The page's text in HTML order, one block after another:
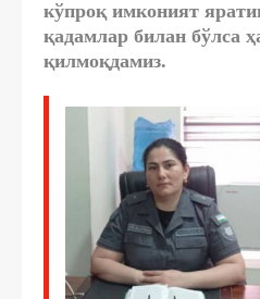
кўпроқ имконият
қадамлар билан бўлса
қилмоқдамиз.